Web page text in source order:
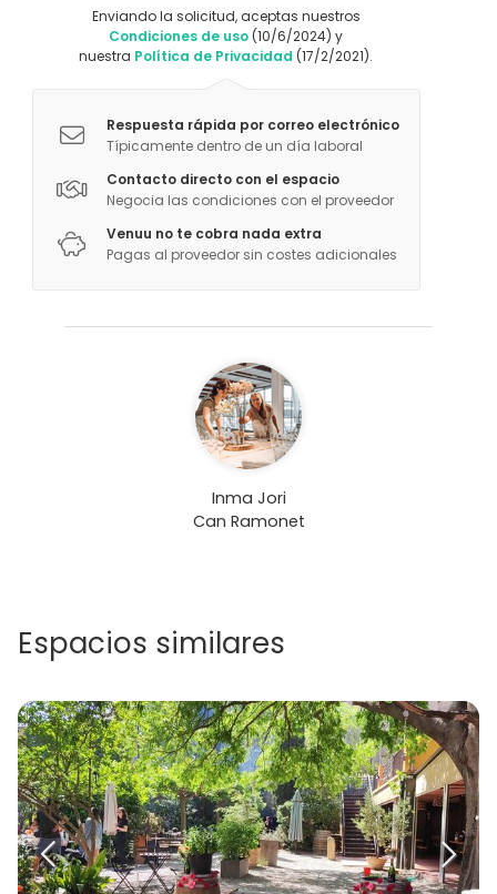
Casa rural
Espacio al aire libre
Jardín / Patio
Casa tradicional / Finca
Espacio recreativo
Sala de conferencias
Actividades
Cocción / Clase de cócteles
Actividades al aire libre
Nuestro espacio està situado en el marco del
parque natural del Garraf a tan solo 10 minutos de
Sitges, con una gran cantidad de actividades de
montanya como e-bikes o quads y deporte
marítimo como kayaks, padlesurf…
Enviando la solicitud, aceptas nuestros
Condiciones de uso (10/6/2024) y
nuestra Política de Privacidad (17/2/2021).
Respuesta rápida por correo electrónico
Típicamente dentro de un día laboral
Contacto directo con el espacio
Negocia las condiciones con el proveedor
Venuu no te cobra nada extra
Pagas al proveedor sin costes adicionales
Inma Jori
Can Ramonet
Espacios similares